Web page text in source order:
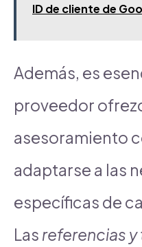
ID de cliente de
Además, es
proveedor
asesoramiento
adaptarse a las
específicas de
Las referencias